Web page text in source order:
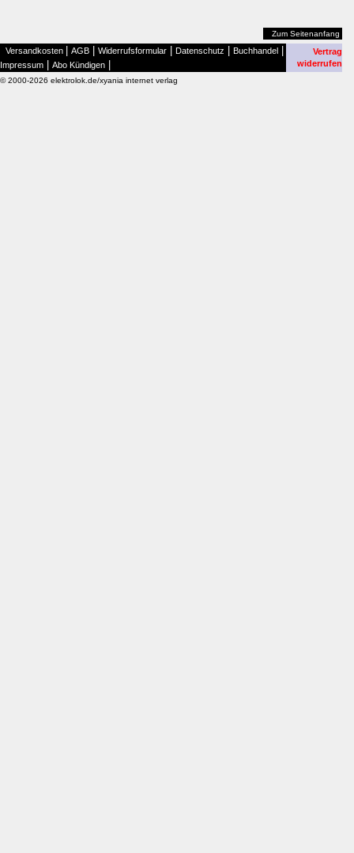
Zum Seitenanfang
Versandkosten AGB Widerrufsformular Datenschutz Buchhandel
Impressum Abo Kündigen
Vertrag
widerrufen
© 2000-2026 elektrolok.de/xyania internet verlag